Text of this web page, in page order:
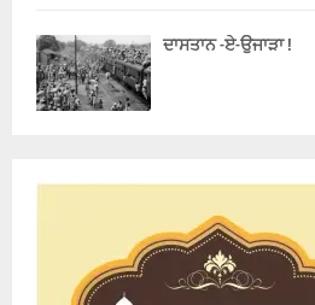
ਦਾਸਤਾਨ -ਏ-ਉਜਾੜਾ !